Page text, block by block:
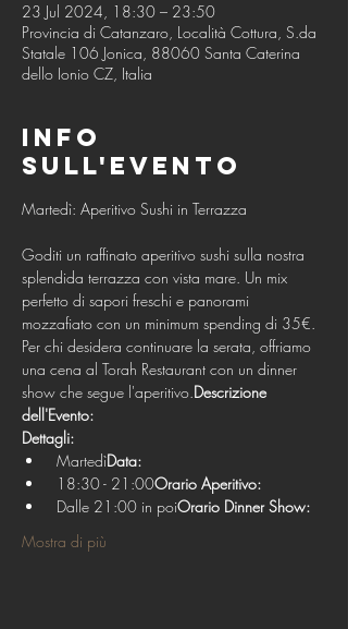
23 Jul 2024, 18:30 – 23:50
Provincia di Catanzaro, Località Cottura, S.da
Statale 106 Jonica, 88060 Santa Caterina
dello Ionio CZ, Italia
Info
sull'evento
Goditi un raffinato aperitivo sushi sulla nostra
splendida terrazza con vista mare. Un mix
perfetto di sapori freschi e panorami
mozzafiato con un minimum spending di 35€.
Per chi desidera continuare la serata, offriamo
una cena al Torah Restaurant con un dinner
show che segue l'aperitivo.Descrizione
dell'Evento:
Dettagli:
MartedìData:
18:30 - 21:00Orario Aperitivo:
Dalle 21:00 in poiOrario Dinner Show:
Mostra di più